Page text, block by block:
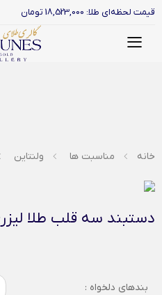
قیمت لحظه‌ای طلا: 18,523,000 تومان
خانه مناسبت ها ولنتاین
دستبند سه قلب طلا
بندهای دلخواه :